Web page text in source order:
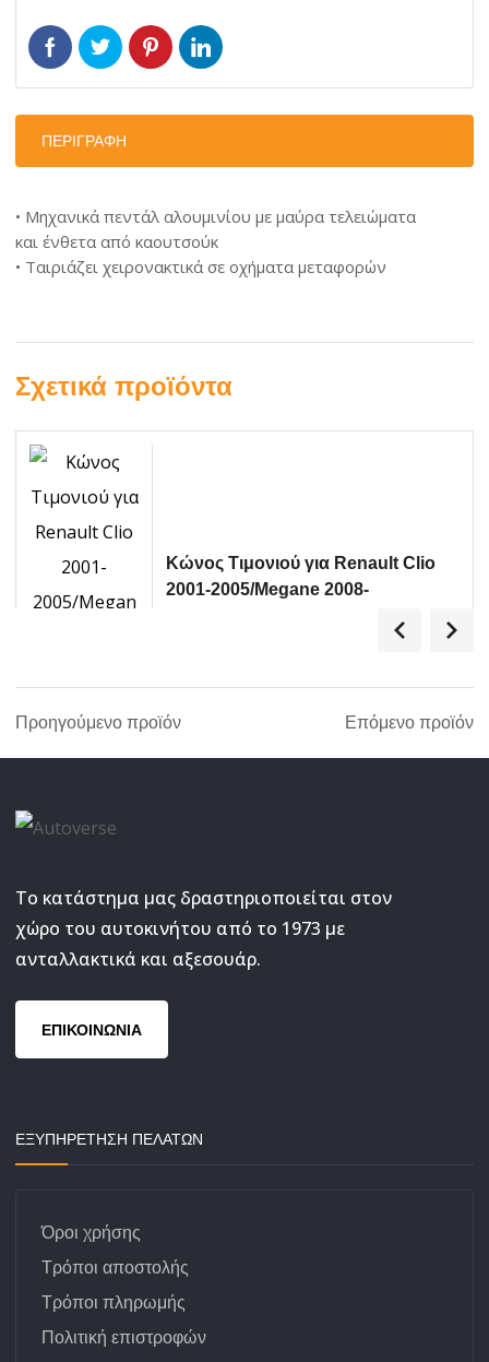
ΠΕΡΙΓΡΑΦΉ
• Μηχανικά πεντάλ αλουμινίου με μαύρα τελειώματα
και ένθετα από καουτσούκ
• Ταιριάζει χειρονακτικά σε οχήματα μεταφορών
Σχετικά προϊόντα
Κώνος Τιμονιού για Renault Clio
2001-2005/Megane 2008-
Προηγούμενο προϊόν Επόμενο προϊόν
Το κατάστημα μας δραστηριοποιείται στον
χώρο του αυτοκινήτου από το 1973 με
ανταλλακτικά και αξεσουάρ.
ΕΠΙΚΟΙΝΩΝΙΑ
ΕΞΥΠΗΡΕΤΗΣΗ ΠΕΛΑΤΩΝ
Όροι χρήσης
Τρόποι αποστολής
Τρόποι πληρωμής
Πολιτική επιστροφών